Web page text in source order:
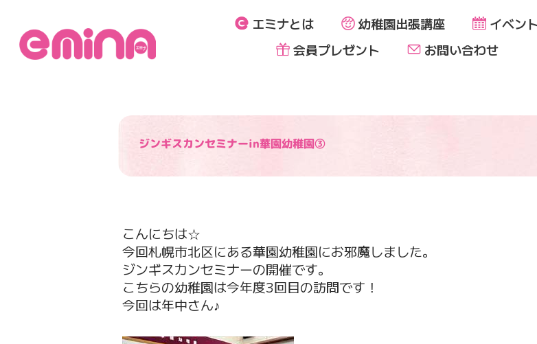
エミナとは 幼稚園出張講座
イベン
会員プレゼント
お問い合わせ
ジンギスカンセミナーin華園幼稚園③
こんにちは☆
今回札幌市北区にある華園幼稚園にお邪魔しました。
ジンギスカンセミナーの開催です。
こちらの幼稚園は今年度3回目の訪問です！
今回は年中さん♪